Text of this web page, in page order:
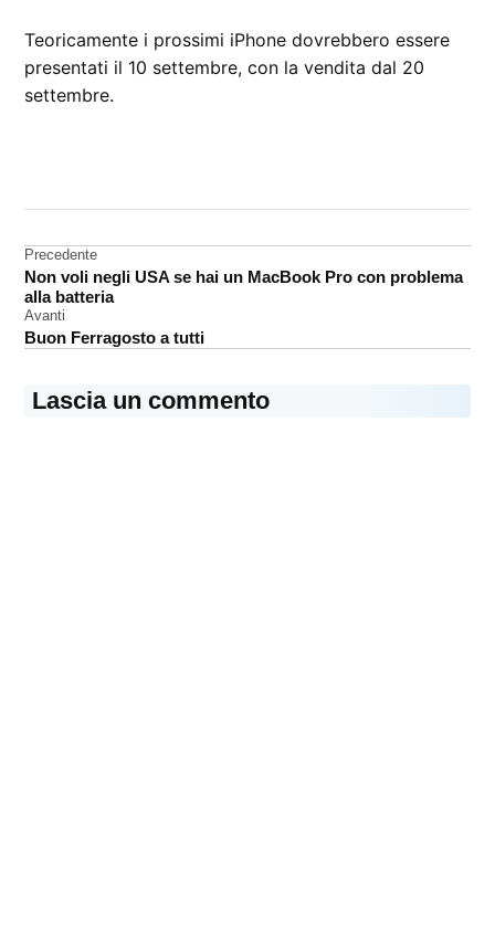
Teoricamente i prossimi iPhone dovrebbero essere
presentati il 10 settembre, con la vendita dal 20
settembre.
Navigazione
articoli
Precedente
Non voli negli USA se hai un MacBook Pro con problema
alla batteria
Avanti
Buon Ferragosto a tutti
Lascia un commento